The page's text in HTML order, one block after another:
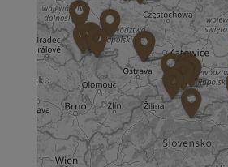
ul. Długa 2
87-300 Brodnica
36 MINUT Buk
ul. Dworcowa 63
64-320 Buk